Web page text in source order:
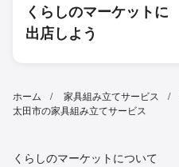
くらしのマーケットに
出店しよう
ホーム 家具組み立てサービス
太田市の家具組み立てサービス
くらしのマーケットについて